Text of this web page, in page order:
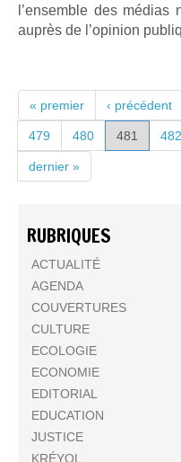
l’ensemble des médias
auprès de l’opinion
PAGES
« premier ‹ précédent
479 480 481 482
dernier »
RUBRIQUES
ACTUALITÉ
AGENDA
COUVERTURES
CULTURE
ECOLOGIE
ECONOMIE
EDITORIAL
EDUCATION
JUSTICE
KRÉYOL